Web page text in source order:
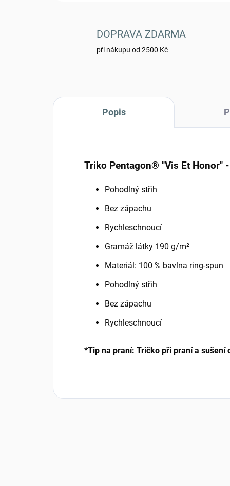
DOPRAVA ZDARMA
při nákupu od 2500 Kč
Popis
Triko Pentagon® "Vis Et Honor"
Pohodlný střih
Bez zápachu
Rychleschnoucí
Gramáž látky 190 g/m²
Materiál: 100 % bavlna ring-spun
Pohodlný střih
Bez zápachu
Rychleschnoucí
*Tip na praní: Tričko při praní a sušení